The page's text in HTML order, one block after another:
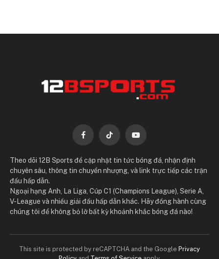
FacebookTikTok YouTube
Theo dõi 12B Sports để cập nhật tin tức bóng đá, nhận định
chuyên sâu, thông tin chuyển nhượng, và link trực tiếp các trận
đấu hấp dẫn.
Ngoại hạng Anh, La Liga, Cúp C1 (Champions League), Serie A,
V-League và nhiều giải đấu hấp dẫn khác. Hãy đồng hành cùng
chúng tôi để không bỏ lỡ bất kỳ khoảnh khắc bóng đá nào!
This site is protected by reCAPTCHA and the Google Privacy